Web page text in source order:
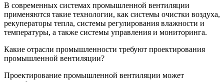
В современных системах промышленной вентиляции
применяются такие технологии, как системы очистки воздуха,
рекуператоры тепла, системы регулирования влажности и
температуры, а также системы управления и мониторинга.
Какие отрасли промышленности требуют проектирования
промышленной вентиляции?
Проектирование промышленной вентиляции может